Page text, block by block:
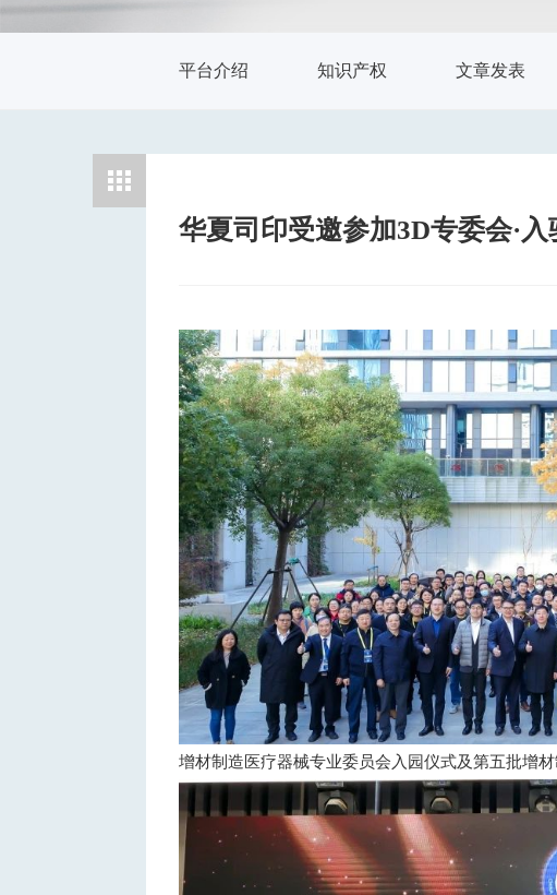
平台介绍 知识产权 文章发表
华夏司印受邀参加3D专委会·
增材制造医疗器械专业委员会入园仪式及第五批增